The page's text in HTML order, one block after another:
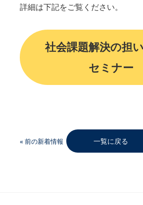
詳細は下記をご覧ください。
社会課題解決の担
セミナー
« 前の新着情報 一覧に戻る